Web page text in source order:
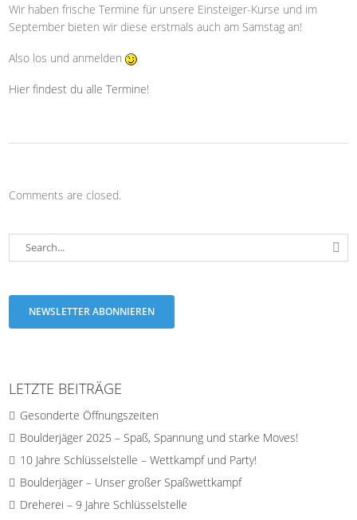
Wir haben frische Termine für unsere Einsteiger-Kurse und im
September bieten wir diese erstmals auch am Samstag an!
Also los und anmelden
Hier findest du alle Termine!
Comments are closed.
NEWSLETTER ABONNIEREN
LETZTE BEITRÄGE
Gesonderte Öffnungszeiten
Boulderjäger 2025 – Spaß, Spannung und starke Moves!
10 Jahre Schlüsselstelle – Wettkampf und Party!
Boulderjäger – Unser großer Spaßwettkampf
Dreherei – 9 Jahre Schlüsselstelle